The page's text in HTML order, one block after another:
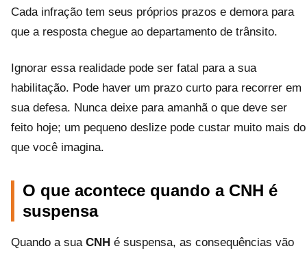
Cada infração tem seus próprios prazos e demora para
que a resposta chegue ao departamento de trânsito.
Ignorar essa realidade pode ser fatal para a sua
habilitação. Pode haver um prazo curto para recorrer em
sua defesa. Nunca deixe para amanhã o que deve ser
feito hoje; um pequeno deslize pode custar muito mais do
que você imagina.
O que acontece quando a CNH é
suspensa
Quando a sua CNH é suspensa, as consequências vão